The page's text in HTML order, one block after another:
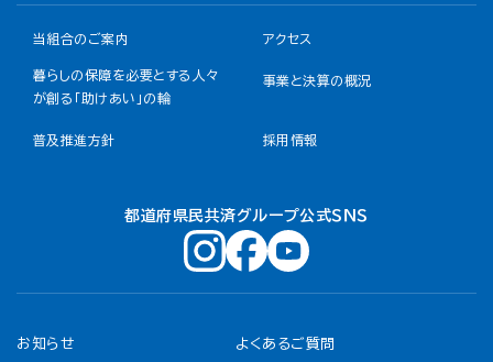
当組合のご案内 アクセス
暮らしの保障を必要とする人々
が創る「助けあい」の輪
事業と決算の概況
普及推進方針 採用情報
都道府県民共済グループ公式ＳＮＳ
お知らせ よくあるご質問